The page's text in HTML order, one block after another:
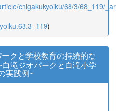
chigakukyoiku/68/3/68_119/
)
ークと学校教育の持続的な
滝ジオパークと白滝小学
実践例~